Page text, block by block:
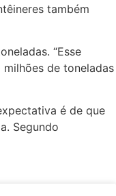
também
“Esse
de toneladas
é de que
Segundo